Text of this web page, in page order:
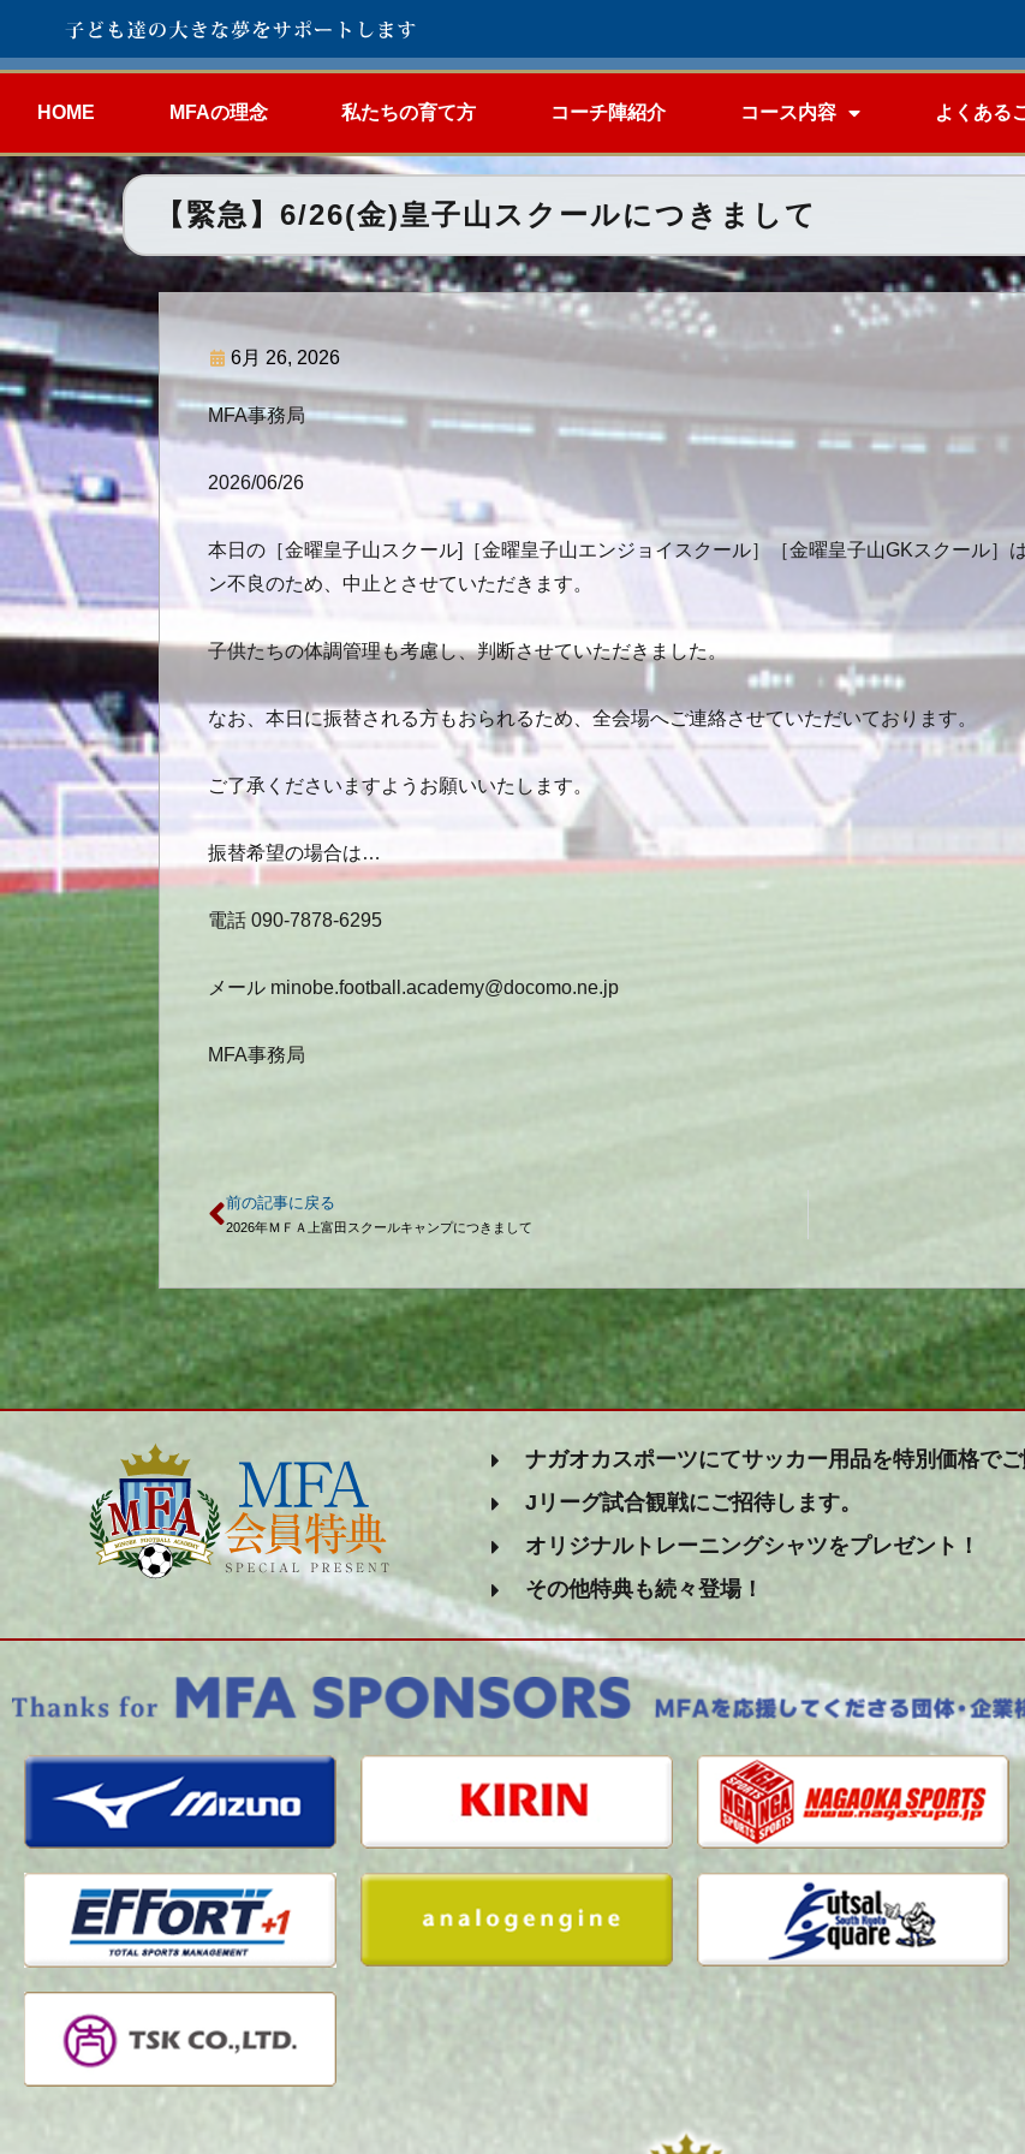
HOME MFAの理念 私たちの育て方 コーチ陣紹介 コース内容 よくある
【緊急】6/26(金)皇子山スクールにつきまして
6月 26, 2026
MFA事務局
2026/06/26
本日の［金曜皇子山スクール]［金曜皇子山エンジョイスクール］［金曜皇子山GKスクール］
ン不良のため、中止とさせていただきます。
子供たちの体調管理も考慮し、判断させていただきました。
なお、本日に振替される方もおられるため、全会場へご連絡させていただいております。
ご了承くださいますようお願いいたします。
振替希望の場合は…
電話 090-7878-6295
メール minobe.football.academy@docomo.ne.jp
MFA事務局
前の記事に戻る
2026年ＭＦＡ上富田スクールキャンプにつきまして
ナガオカスポーツにてサッカー用品を特別価格でご
Jリーグ試合観戦にご招待します。
オリジナルトレーニングシャツをプレゼント！
その他特典も続々登場！